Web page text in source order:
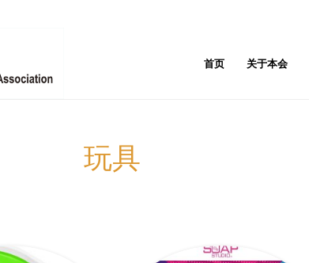
首页 关于本会
玩具